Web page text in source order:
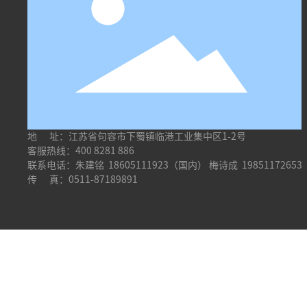
地 址：江苏省句容市下蜀镇临港工业集中区1-2号
客服热线：400 8281 886
联系电话：朱建铭
18605111923 （国内） 梅诗成 19851172653
传 真：0511-87189891